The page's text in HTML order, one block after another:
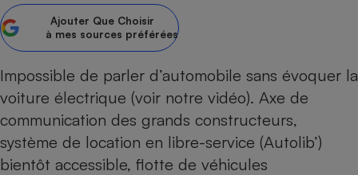
Ajouter Que Choisir
à mes sources préférées
Impossible de parler d’automobile sans évoquer la
voiture électrique (voir notre vidéo). Axe de
communication des grands constructeurs,
système de location en libre-service (Autolib’)
bientôt accessible, flotte de véhicules
Supermarché - Drive
Mutuelle
Comparateur auto
Comparatif aspirateur
Comparatif cafetière
Comparatif robot cuiseur
Comparatif centrale
Comparatif tablette
Image et son
Informatique
Bricolage - Jardinage
Chauffage
Produit d'entretien
Sécurité domestique
Système de santé -
Retraite
Tous les comparateurs
Toutes les cartes interactives
Speedtest - Testez le débit de votre
connexion Internet